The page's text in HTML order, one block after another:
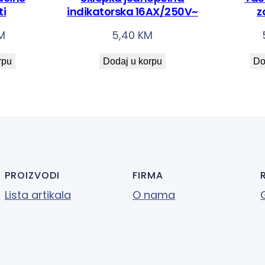
indikatorska 16AX/250V~
5,40 KM
Dodaj u korpu
PROIZVODI
Lista artikala
FIRMA
O nama